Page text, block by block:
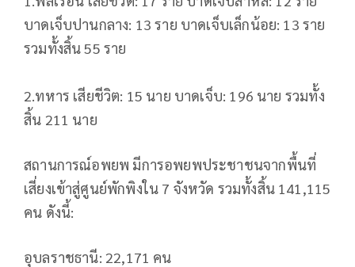
บาดเจ็บปานกลาง: 13 ราย บาดเจ็บเล็กน้อย: 13 ราย
รวมทั้งสิ้น 55 ราย
2.ทหาร เสียชีวิต: 15 นาย บาดเจ็บ: 196 นาย รวมทั้ง
สิ้น 211 นาย
สถานการณ์อพยพ มีการอพยพประชาชนจากพื้นที่
เสี่ยงเข้าสู่ศูนย์พักพิงใน 7 จังหวัด รวมทั้งสิ้น 141,115
คน ดังนี้:
อุบลราชธานี: 22,171 คน